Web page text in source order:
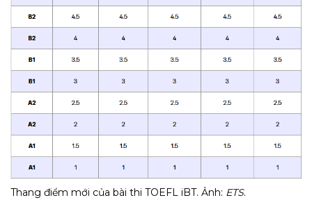
Thang điểm mới của bài thi TOEFL iBT. Ảnh: ETS.